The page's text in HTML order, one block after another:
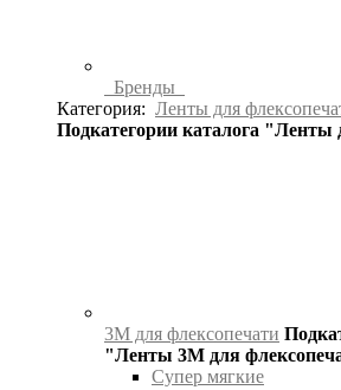
Бренды
Категория: Ленты для
Подкатегории каталога "Ленты
3М для флексопечати
"Ленты 3М для
Супер мягкие